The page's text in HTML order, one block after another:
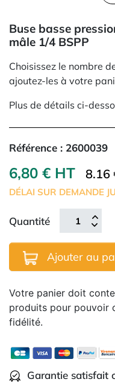
Buse basse
mâle 1/4 BSPP
Choisissez le nombre
ajoutez-les à votre
Plus de détails ci-
Référence : 2600039
6,80 € HT 8.16
DÉLAI SUR DEMANDE
Quantité
Ajouter au
Votre panier doit
produits pour pouvoir
fidélité.
Garantie satisfait